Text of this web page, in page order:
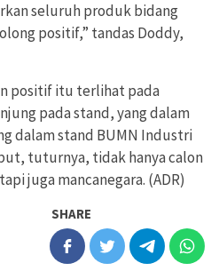
seluruh produk bidang
positif,” tandas Doddy,
positif itu terlihat pada
pada stand, yang dalam
dalam stand BUMN Industri
tuturnya, tidak hanya calon
juga mancanegara. (ADR)
SHARE